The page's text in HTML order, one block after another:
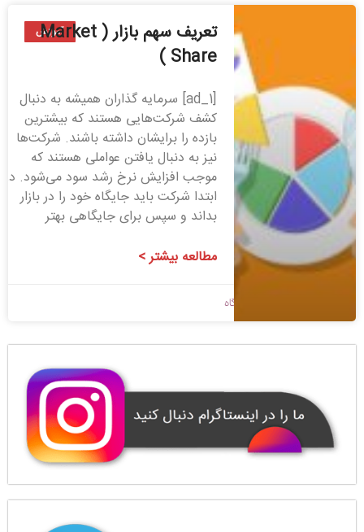
آموزش
تعریف سهم بازار ( Market
Share )
[ad_1] سرمایه گذاران همیشه به دنبال
کشف شرکت‌هایی هستند که بیشترین
بازده را برایشان داشته باشند. شرکت‌ها
نیز به دنبال یافتن عواملی هستند که
موجب افزایش نرخ رشد سود می‌شود. در
ابتدا شرکت باید جایگاه خود را در بازار
بداند و سپس برای جایگاهی بهتر
مطالعه بیشتر >
بدون دیدگاه